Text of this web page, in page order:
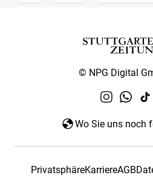
© NPG Digital
Wo Sie uns noch
PrivatsphäreKarriereAGB